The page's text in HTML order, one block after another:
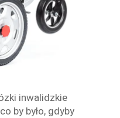
inwalidzkie
by było, gdyby